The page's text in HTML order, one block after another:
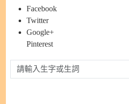
Facebook
Twitter
Google+
Pinterest
請輸入生字或生詞